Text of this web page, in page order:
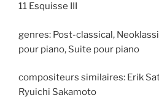
11 Esquisse III
genres: Post-classical,
pour piano, Suite pour piano
compositeurs similaires: Erik
Ryuichi Sakamoto